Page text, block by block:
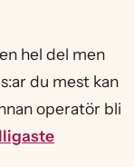
hel del men
du mest kan
operatör bli